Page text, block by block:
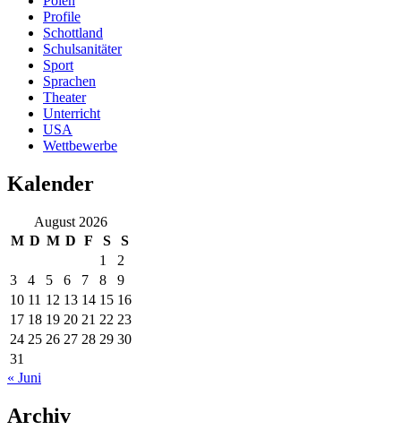
Profile
Schottland
Schulsanitäter
Sport
Sprachen
Theater
Unterricht
USA
Wettbewerbe
Kalender
August 2026
M D M D F S
S
1
2
3
4 5 6 7 8
9
10 11 12 13 14 15 16
17 18 19 20 21 22 23
24 25 26 27 28 29 30
31
« Juni
Archiv